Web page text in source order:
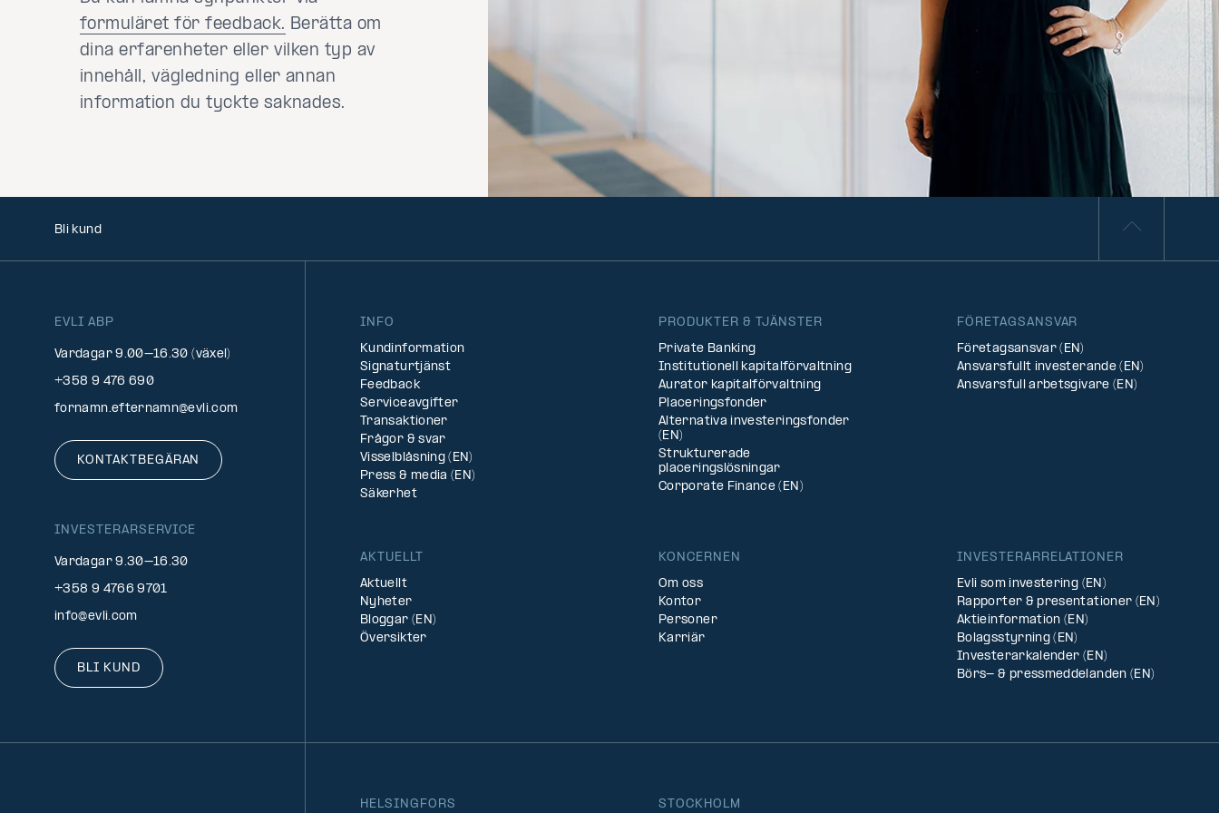
formuläret för feedback. Berätta om
dina erfarenheter eller vilken typ av
innehåll, vägledning eller annan
information du tyckte saknades.
Bli kund
EVLI ABP
Vardagar 9.00–16.30 (växel)
+358 9 476 690
fornamn.efternamn@evli.com
KONTAKTBEGÄRAN
INVESTERARSERVICE
Vardagar 9.30–16.30
+358 9 4766 9701
info@evli.com
BLI KUND
INFO
Kundinformation
Signaturtjänst
Feedback
Serviceavgifter
Transaktioner
Frågor & svar
Visselblåsning (EN)
Press & media (EN)
Säkerhet
PRODUKTER & TJÄNSTER
Private Banking
Institutionell kapitalförvaltning
Aurator kapitalförvaltning
Placeringsfonder
Alternativa investeringsfonder
(EN)
Strukturerade
placeringslösningar
Corporate Finance (EN)
FÖRETAGSANSVAR
Företagsansvar (EN)
Ansvarsfullt investerande (EN)
Ansvarsfull arbetsgivare (EN)
AKTUELLT
Aktuellt
Nyheter
Bloggar (EN)
Översikter
KONCERNEN
Om oss
Kontor
Personer
Karriär
INVESTERARRELATIONER
Evli som investering (EN)
Rapporter & presentationer (EN)
Aktieinformation (EN)
Bolagsstyrning (EN)
Investerarkalender (EN)
Börs- & pressmeddelanden (EN)
HELSINGFORS STOCKHOLM